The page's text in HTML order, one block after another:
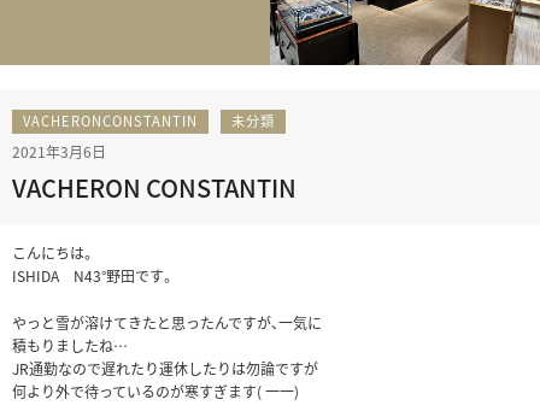
VACHERONCONSTANTIN 未分類
2021年3月6日
VACHERON CONSTANTIN
こんにちは。
ISHIDA N43°野田です。
やっと雪が溶けてきたと思ったんですが、一気に
積もりましたね…
JR通勤なので遅れたり運休したりは勿論ですが
何より外で待っているのが寒すぎます( 一一)